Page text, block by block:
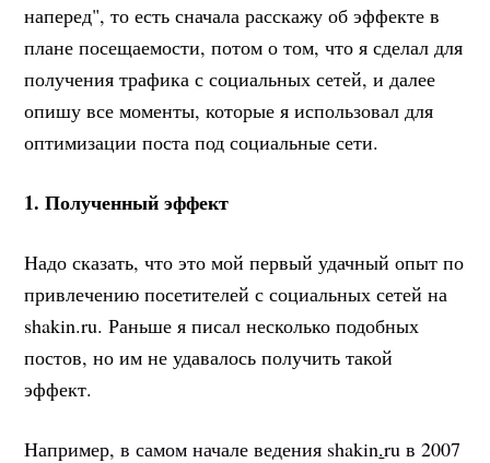
наперед", то есть сначала расскажу об эффекте в
плане посещаемости, потом о том, что я сделал для
получения трафика с социальных сетей, и далее
опишу все моменты, которые я использовал для
оптимизации поста под социальные сети.
1. Полученный эффект
Надо сказать, что это мой первый удачный опыт по
привлечению посетителей с социальных сетей на
shakin.ru. Раньше я писал несколько подобных
постов, но им не удавалось получить такой
эффект.
Например, в самом начале ведения shakin.ru в 2007